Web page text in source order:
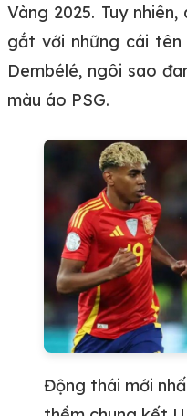
Vàng 2025. Tuy
gắt với những cái tên
Dembélé, ngôi sao
màu áo PSG.
Động thái mới